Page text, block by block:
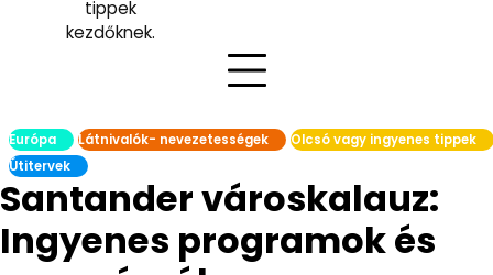
tippek
kezdőknek.
Európa Látnivalók- nevezetességek
Olcsó vagy ingyenes tippek
Útitervek
Santander városkalauz:
Ingyenes programok és